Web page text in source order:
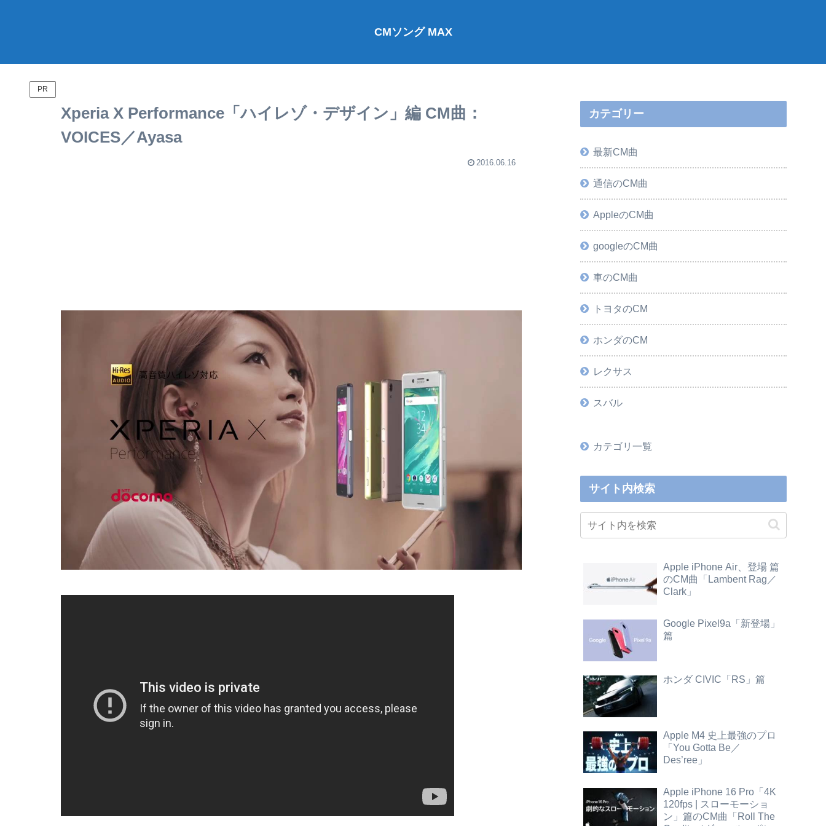
CMソング MAX
PR
Xperia X Performance「ハイレゾ・デザイン」編 CM曲：
VOICES／Ayasa
2016.06.16
カテゴリー
最新CM曲
通信のCM曲
AppleのCM曲
googleのCM曲
車のCM曲
トヨタのCM
ホンダのCM
レクサス
スバル
カテゴリ一覧
サイト内検索
Apple iPhone Air、登場 篇
のCM曲「Lambent Rag／
Clark」
Google Pixel9a「新登場」
篇
ホンダ CIVIC「RS」篇
Apple M4 史上最強のプロ
「You Gotta Be／
Des’ree」
Apple iPhone 16 Pro「4K
120fps | スローモーショ
ン」篇のCM曲「Roll The